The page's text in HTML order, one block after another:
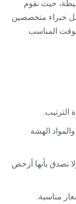
حيث نقوم
خبراء متخصصين
المناسب
الترتيب.
الهشة
تصدق بأنها أرخص
مناسبة.